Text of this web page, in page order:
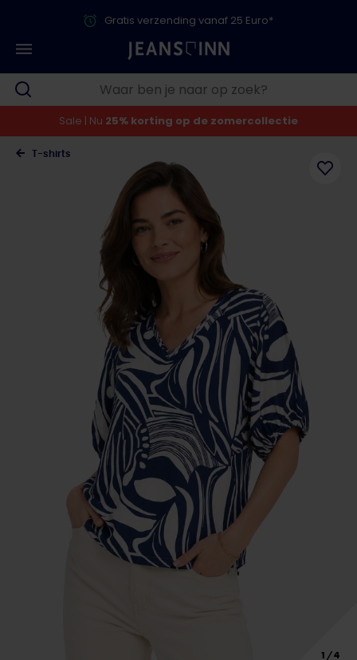
Gratis verzending vanaf 25 Euro*
Sale | Nu 25% korting op de zomercollectie
T-shirts